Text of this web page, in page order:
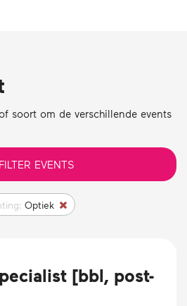
soort om de verschillende events
FILTER EVENTS
Optiek
[bbl, post-